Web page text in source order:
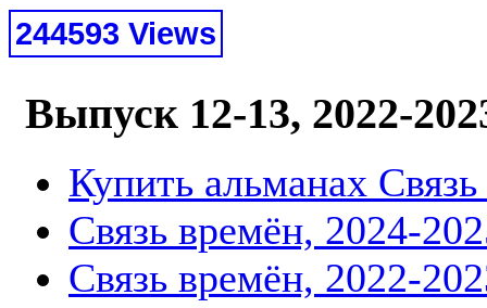
244593 Views
Выпуск 12-13, 2022-
Купить альманах
Связь времён, 2024-
Связь времён, 2022-